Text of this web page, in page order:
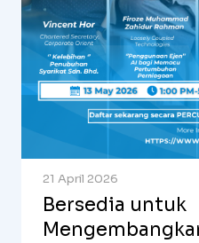
21 April 2026
Bersedia untuk